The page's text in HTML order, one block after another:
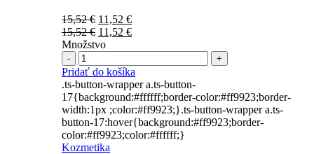
15,52€ Pôvodná
cena
bola:
11,52 €Aktuálna
cena
15,52€ Pôvodná
cena
15,52 €.
11,52 €Aktuálna
11,52 €.
Množstvo
Počet
Pridať do košíka
.ts-button-wrapper a.ts-button-
17{background:#ffffff;border-color:#ff9923;border-
width:1px ;color:#ff9923;}.ts-button-wrapper a.ts-
button-17:hover{background:#ff9923;border-
color:#ff9923;color:#ffffff;}
Kozmetika